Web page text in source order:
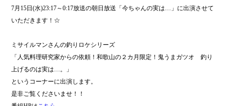
7月15日(水)23:17～0:17放送の朝日放送「今ちゃんの実は…」に出演させて
いただきます！☆
ミサイルマンさんの釣りロケシリーズ
「人気料理研究家からの依頼！和歌山の２カ月限定！鬼うまガツオ 釣り
上げるのは実は…。」
というコーナーに出演します。
是非ご覧くださいませ！！